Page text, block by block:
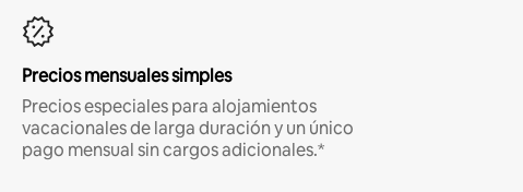
Precios mensuales simples
Precios especiales para alojamientos
vacacionales de larga duración y un único
pago mensual sin cargos adicionales.*